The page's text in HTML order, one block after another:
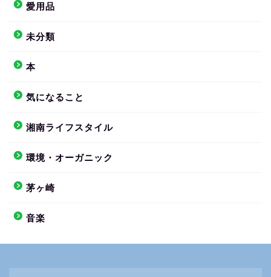
愛用品
未分類
本
気になること
湘南ライフスタイル
環境・オーガニック
茅ヶ崎
音楽